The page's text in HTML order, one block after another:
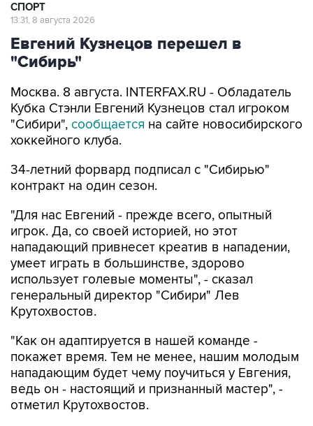
СПОРТ
13:31, 8 августа 2026
Евгений Кузнецов перешел в
"Сибирь"
Москва. 8 августа. INTERFAX.RU - Обладатель
Кубка Стэнли Евгений Кузнецов стал игроком
"Сибири", сообщается на сайте новосибирского
хоккейного клуба.
34-летний форвард подписал с "Сибирью"
контракт на один сезон.
"Для нас Евгений - прежде всего, опытный
игрок. Да, со своей историей, но этот
нападающий привнесет креатив в нападении,
умеет играть в большинстве, здорово
использует голевые моменты", - сказал
генеральный директор "Сибири" Лев
Крутохвостов.
"Как он адаптируется в нашей команде -
покажет время. Тем не менее, нашим молодым
нападающим будет чему поучиться у Евгения,
ведь он - настоящий и признанный мастер", -
отметил Крутохвостов.